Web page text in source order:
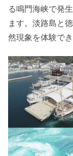
る鳴門海峡で発
ます。淡路島と
然現象を体験でき